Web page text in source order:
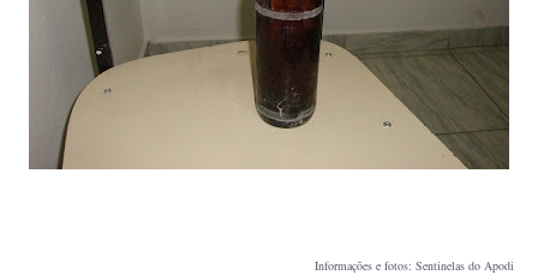
Informações e fotos: Sentinelas do Apodi